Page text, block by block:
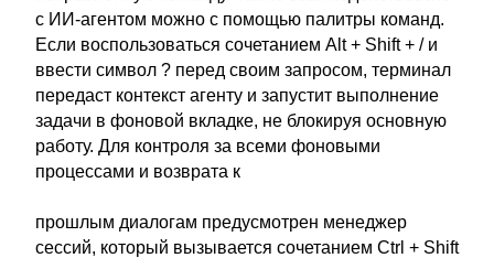
с ИИ-агентом можно с помощью палитры команд.
Если воспользоваться сочетанием Alt + Shift + / и
ввести символ ? перед своим запросом, терминал
передаст контекст агенту и запустит выполнение
задачи в фоновой вкладке, не блокируя основную
работу. Для контроля за всеми фоновыми
процессами и возврата к
прошлым диалогам предусмотрен менеджер
сессий, который вызывается сочетанием Ctrl + Shift